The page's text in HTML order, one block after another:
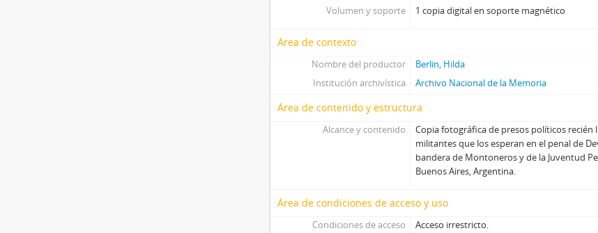
Volumen y soporte
1 copia digital en soporte magnético
Área de contexto
Nombre del productor
Berlin, Hilda
Institución archivística
Archivo Nacional de la Memoria
Área de contenido y estructura
Alcance y contenido
Copia fotográfica de presos políticos recién
militantes que los esperan en el penal de
bandera de Montoneros y de la Juventud
Buenos Aires, Argentina.
Área de condiciones de acceso y uso
Condiciones de acceso
Acceso irrestricto.